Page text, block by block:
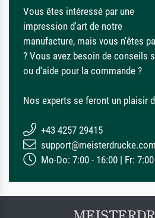
Vous êtes intéressé par une
impression d'art de notre
manufacture, mais vous n'êtes
? Vous avez besoin de conseils
ou d'aide pour la commande ?
Nos experts se feront un plaisir
+43 4257 29415
support@meisterdrucke.com
Mo-Do: 7:00 - 16:00 | Fr: